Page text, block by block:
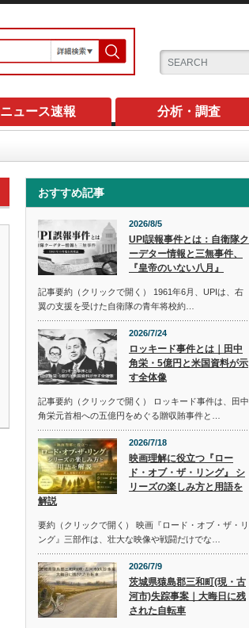
ニュース速報 分析・調査
おすすめ記事
2026/8/5
UPI誤報事件とは：自衛隊ク
ーデター情報と三無事件、
『皇帝のいない八月』
記事要約（クリックで開く） 1961年6月、UPIは、右
翼の支援を受けた自衛隊の青年将校約…
2026/7/24
ロッキード事件とは｜田中
角栄・5億円と米国資料が示
す全体像
記事要約（クリックで開く） ロッキード事件は、田中
角栄元首相への五億円をめぐる贈収賄事件と…
2026/7/18
映画理解に役立つ『ロー
ド・オブ・ザ・リング』 シ
リーズの楽しみ方と用語を
解説
要約（クリックで開く） 映画『ロード・オブ・ザ・リ
ング』三部作は、壮大な映像や戦闘だけでな…
2026/7/9
茨城県猿島郡三和町(現・古
河市)失踪事案｜大晦日に残
された自転車